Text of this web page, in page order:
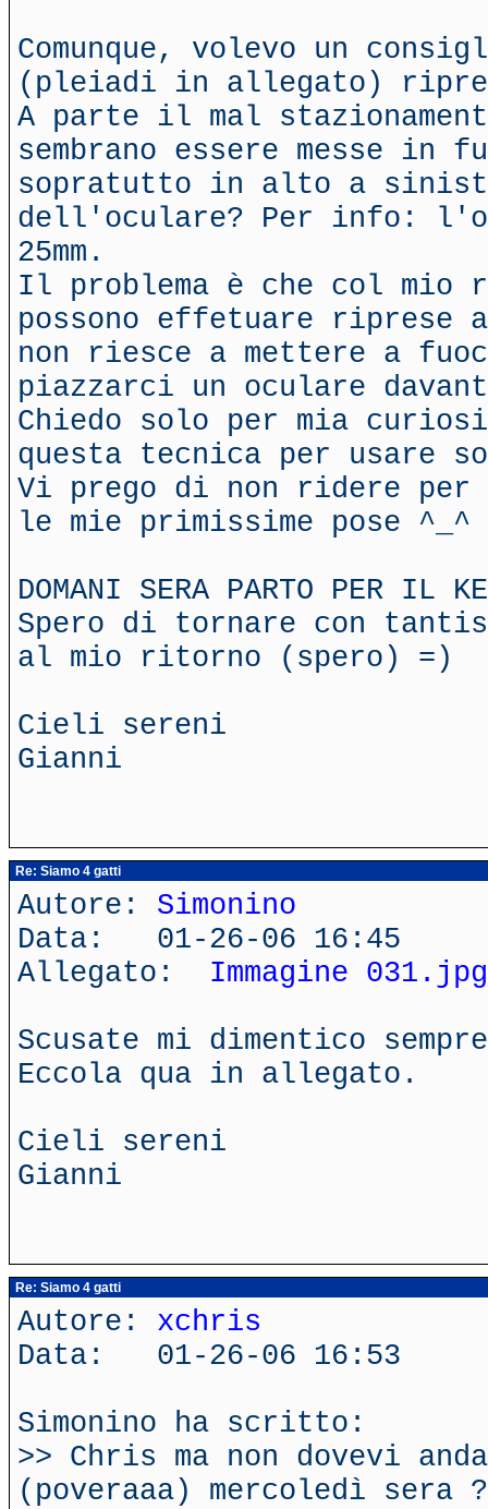
Comunque, volevo un
(pleiadi in allegato)
A parte il mal
sembrano essere messe
sopratutto in alto a
dell'oculare? Per info:
25mm.
Il problema è che col mio
possono effetuare riprese
non riesce a mettere a
piazzarci un oculare
Chiedo solo per mia
questa tecnica per usare
Vi prego di non ridere per
le mie primissime pose ^_^
DOMANI SERA PARTO PER IL
Spero di tornare con
al mio ritorno (spero) =)
Cieli sereni
Gianni
Re: Siamo 4 gatti
Autore: Simonino
Data: 01-26-06 16:45
Allegato: Immagine 031.jpg
Scusate mi dimentico
Eccola qua in allegato.
Cieli sereni
Gianni
Re: Siamo 4 gatti
Autore: xchris
Data: 01-26-06 16:53
Simonino ha scritto:
>> Chris ma non dovevi
(poveraaa) mercoledì